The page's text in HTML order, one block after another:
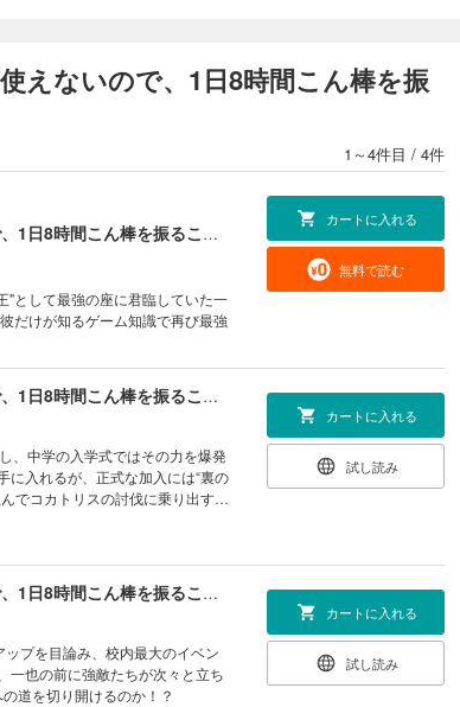
えないので、1日8時間こん棒を振
1～4件目 / 4件
ネトゲ廃人の異世界転生記 拳王とよばれた最強の拳が使えないので、1日8時間こん棒を振ることからはじめた(1)
"として最強の座に君臨していた一
だけが知るゲーム知識で再び最強
カートに入れる
無料で読む
ネトゲ廃人の異世界転生記 拳王とよばれた最強の拳が使えないので、1日8時間こん棒を振ることからはじめた(2)
、中学の入学式ではその力を爆発
に入れるが、正式な加入には“裏の
でコカトリスの討伐に乗り出す。
カートに入れる
試し読み
ネトゲ廃人の異世界転生記 拳王とよばれた最強の拳が使えないので、1日8時間こん棒を振ることからはじめた(3)
プを目論み、校内最大のイベン
一也の前に強敵たちが次々と立ち
道を切り開けるのか！？
カートに入れる
試し読み